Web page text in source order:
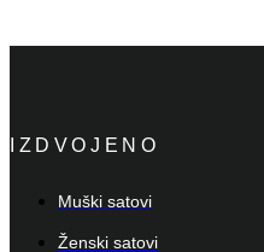
IZDVOJENO
Muški satovi
Ženski satovi